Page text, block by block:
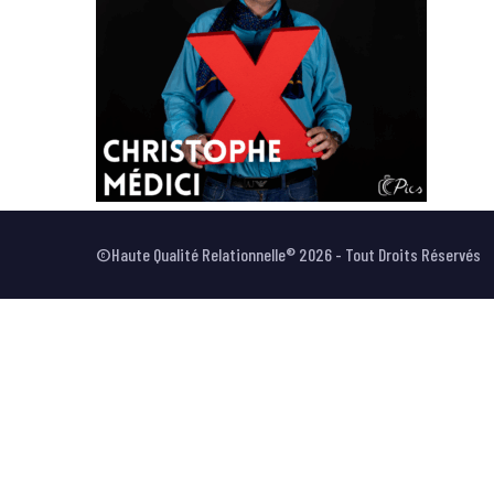
©Haute Qualité Relationnelle® 2026 - Tout Droits Réservés